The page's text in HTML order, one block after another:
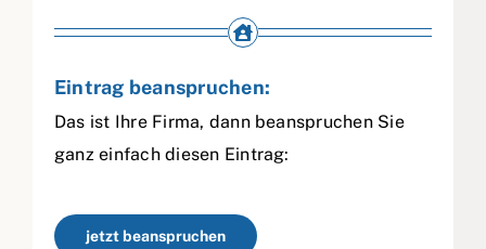
Eintrag beanspruchen:
Das ist Ihre Firma, dann beanspruchen Sie
ganz einfach diesen Eintrag:
jetzt beanspruchen